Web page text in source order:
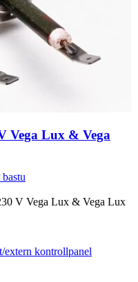
Vega Lux & Vega
V Vega Lux & Vega Lux